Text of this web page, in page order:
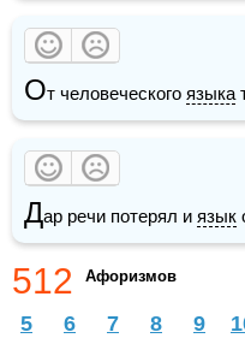
От человеческого языка
Дар речи потерял и язык
512 Афоризмов
5 6 7 8 9